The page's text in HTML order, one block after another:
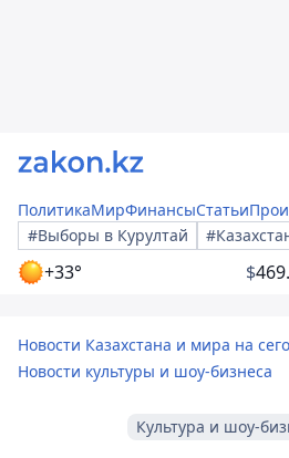
ПолитикаМирФинансыСтатьи
#Выборы в Курултай
+33° $
Новости Казахстана и мира на
Новости культуры и шоу-бизнеса
Культура и шоу-